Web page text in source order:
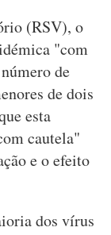
(RSV), o
"com
de
de dois
esta
cautela"
e o efeito
dos vírus